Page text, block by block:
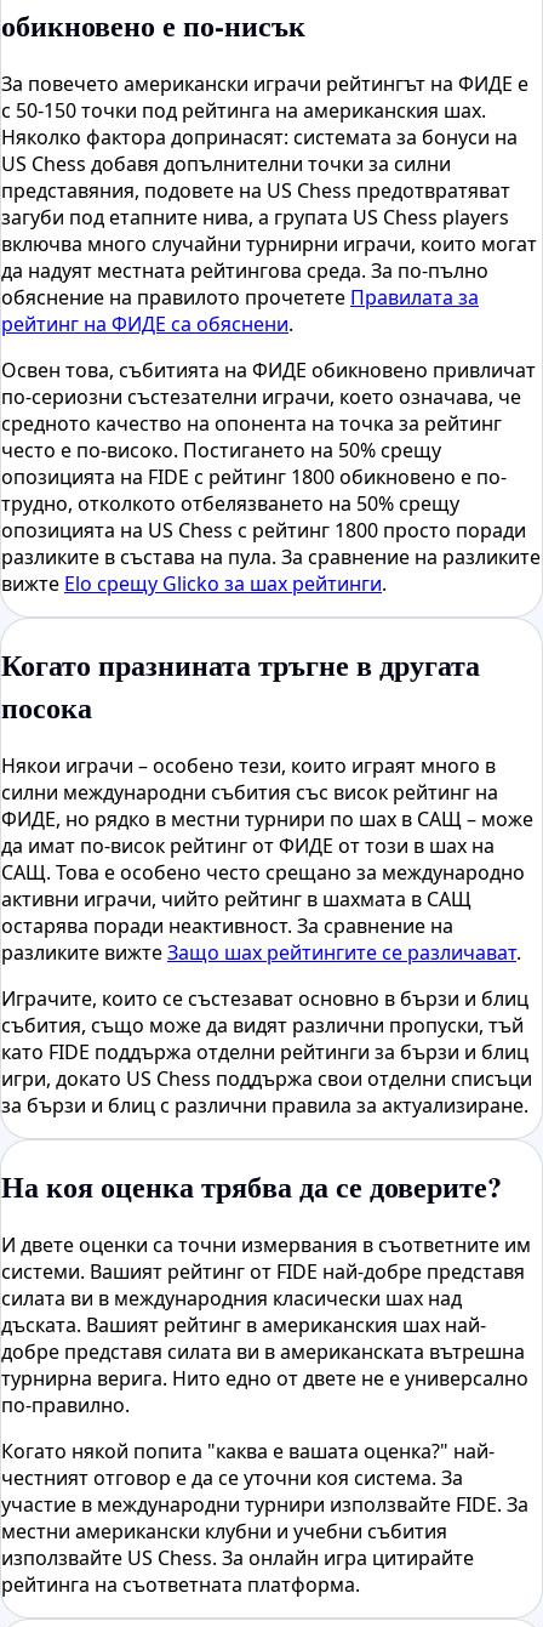
обикновено е по-нисък
За повечето американски играчи рейтингът на ФИДЕ е
с 50-150 точки под рейтинга на американския шах.
Няколко фактора допринасят: системата за бонуси на
US Chess добавя допълнителни точки за силни
представяния, подовете на US Chess предотвратяват
загуби под етапните нива, а групата US Chess players
включва много случайни турнирни играчи, които могат
да надуят местната рейтингова среда. За по-пълно
обяснение на правилото прочетете Правилата за
рейтинг на ФИДЕ са обяснени.
Освен това, събитията на ФИДЕ обикновено привличат
по-сериозни състезателни играчи, което означава, че
средното качество на опонента на точка за рейтинг
често е по-високо. Постигането на 50% срещу
опозицията на FIDE с рейтинг 1800 обикновено е по-
трудно, отколкото отбелязването на 50% срещу
опозицията на US Chess с рейтинг 1800 просто поради
разликите в състава на пула. За сравнение на разликите
вижте Elo срещу Glicko за шах рейтинги.
Когато празнината тръгне в другата
посока
Някои играчи – особено тези, които играят много в
силни международни събития със висок рейтинг на
ФИДЕ, но рядко в местни турнири по шах в САЩ – може
да имат по-висок рейтинг от ФИДЕ от този в шах на
САЩ. Това е особено често срещано за международно
активни играчи, чийто рейтинг в шахмата в САЩ
остарява поради неактивност. За сравнение на
разликите вижтеЗащо шах рейтингите се различават.
Играчите, които се състезават основно в бързи и блиц
събития, също може да видят различни пропуски, тъй
като FIDE поддържа отделни рейтинги за бързи и блиц
игри, докато US Chess поддържа свои отделни списъци
за бързи и блиц с различни правила за актуализиране.
На коя оценка трябва да се доверите?
И двете оценки са точни измервания в съответните им
системи. Вашият рейтинг от FIDE най-добре представя
силата ви в международния класически шах над
дъската. Вашият рейтинг в американския шах най-
добре представя силата ви в американската вътрешна
турнирна верига. Нито едно от двете не е универсално
по-правилно.
Когато някой попита "каква е вашата оценка?" най-
честният отговор е да се уточни коя система. За
участие в международни турнири използвайте FIDE. За
местни американски клубни и учебни събития
използвайте US Chess. За онлайн игра цитирайте
рейтинга на съответната платформа.